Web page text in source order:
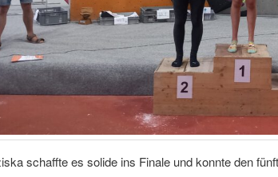
schaffte es solide ins Finale und konnte den